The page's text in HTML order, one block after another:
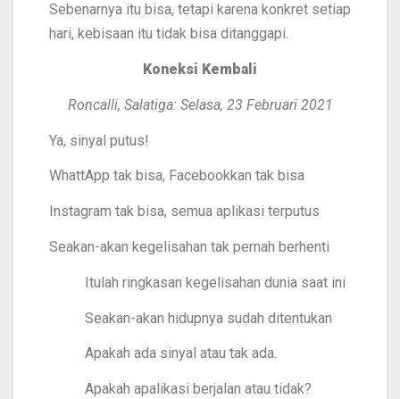
Sebenarnya itu bisa, tetapi karena konkret setiap
hari, kebisaan itu tidak bisa ditanggapi.
Koneksi Kembali
Roncalli, Salatiga: Selasa, 23 Februari 2021
Ya, sinyal putus!
WhattApp tak bisa, Facebookkan tak bisa
Instagram tak bisa, semua aplikasi terputus
Seakan-akan kegelisahan tak pernah berhenti
Itulah ringkasan kegelisahan dunia saat ini
Seakan-akan hidupnya sudah ditentukan
Apakah ada sinyal atau tak ada.
Apakah apalikasi berjalan atau tidak?